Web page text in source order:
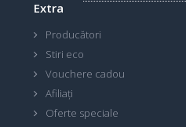
Extra
Producători
Stiri eco
Vouchere cadou
Afiliaţi
Oferte speciale